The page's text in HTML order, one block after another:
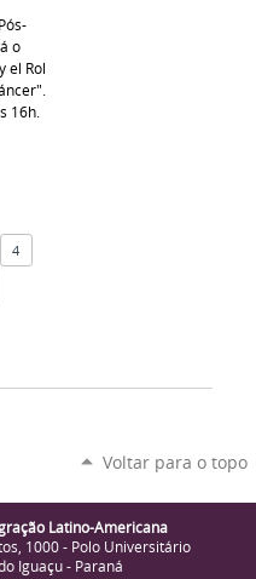
o
el Rol
16h.
4
Voltar para o topo
Latino-Americana
1000 - Polo Universitário
Iguaçu - Paraná